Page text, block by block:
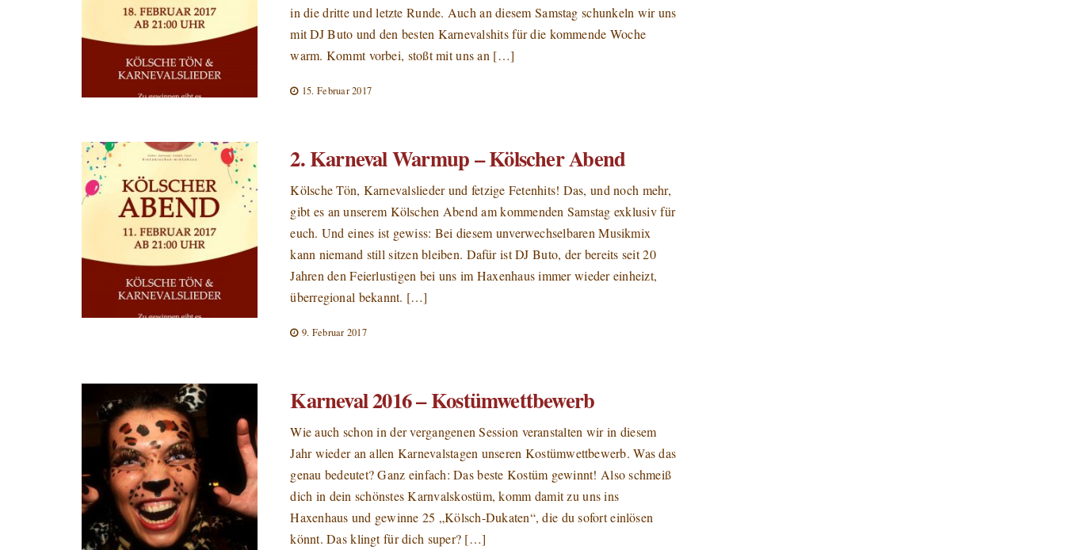
in die dritte und letzte Runde. Auch an diesem Samstag schunkeln wir uns
mit DJ Buto und den besten Karnevalshits für die kommende Woche
warm. Kommt vorbei, stoßt mit uns an […]
15. Februar 2017
2. Karneval Warmup – Kölscher Abend
Kölsche Tön, Karnevalslieder und fetzige Fetenhits! Das, und noch mehr,
gibt es an unserem Kölschen Abend am kommenden Samstag exklusiv für
euch. Und eines ist gewiss: Bei diesem unverwechselbaren Musikmix
kann niemand still sitzen bleiben. Dafür ist DJ Buto, der bereits seit 20
Jahren den Feierlustigen bei uns im Haxenhaus immer wieder einheizt,
überregional bekannt. […]
9. Februar 2017
Karneval 2016 – Kostümwettbewerb
Wie auch schon in der vergangenen Session veranstalten wir in diesem
Jahr wieder an allen Karnevalstagen unseren Kostümwettbewerb. Was das
genau bedeutet? Ganz einfach: Das beste Kostüm gewinnt! Also schmeiß
dich in dein schönstes Karnvalskostüm, komm damit zu uns ins
Haxenhaus und gewinne 25 „Kölsch-Dukaten“, die du sofort einlösen
könnt. Das klingt für dich super? […]